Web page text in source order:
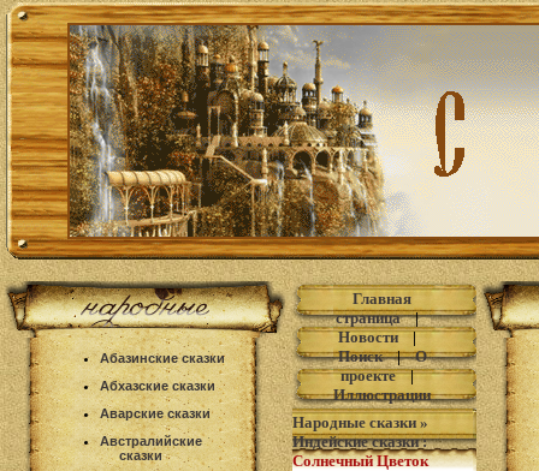
Абазинские сказки
Абхазские сказки
Аварские сказки
Австралийские
сказки
Главная
страница|
Новости|
Поиск|О
проекте|
Иллюстрации
Народные сказки »
Индейские сказки:
Солнечный Цветок